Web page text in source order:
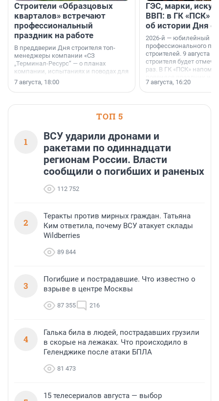
Строители «Образцовых
кварталов» встречают
профессиональный
праздник на работе
В преддверии Дня строителя топ-
менеджеры компании «СЗ
„Терминал-Ресурс“ — о планах
компании, испытаниях и поводах для
осторожного оптимизма.
7 августа, 18:00
ГЭС, марки,
ВВП: в ГК «ПСК»
об истории Дня
2026-й — юбилейный
профессионального
строителей. 9 августа
строителя будет
раз. В ГК «ПСК»
поменялась роль
7 августа, 16:20
ТОП 5
1
ВСУ ударили дронами и
ракетами по одиннадцати
регионам России. Власти
сообщили о погибших и раненых
112 752
2
Теракты против мирных граждан. Татьяна
Ким ответила, почему ВСУ атакует склады
Wildberries
89 844
3
Погибшие и пострадавшие. Что известно о
взрыве в центре Москвы
87 355 216
4
Галька била в людей, пострадавших грузили
в скорые на лежаках. Что происходило в
Геленджике после атаки БПЛА
81 473
15 телесериалов августа — выбор